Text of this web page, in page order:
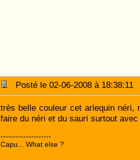
Posté le 02-06-2008 à
très belle couleur cet arlequin néri,
faire du néri et du sauri surtout
--------------------
Capu... What else ?